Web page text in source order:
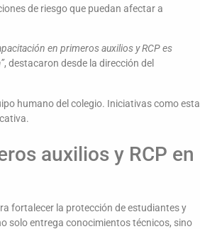
de riesgo que puedan afectar a
en primeros auxilios y RCP es
, destacaron desde la dirección del
humano del colegio. Iniciativas como esta
auxilios y RCP en
fortalecer la protección de estudiantes y
solo entrega conocimientos técnicos, sino